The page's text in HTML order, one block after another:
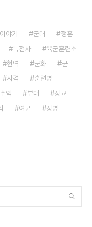
야기 군대
정훈
특전사
육군훈련소
현역 군화
군
사격
훈련병
억 부대
장교
여군
장병